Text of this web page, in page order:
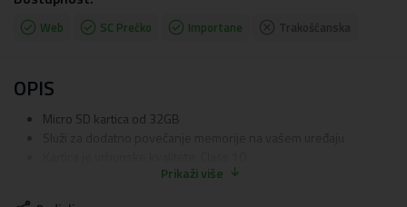
Web SC Prečko Importane
OPIS
Micro SD kartica od 32GB
Prikaži više